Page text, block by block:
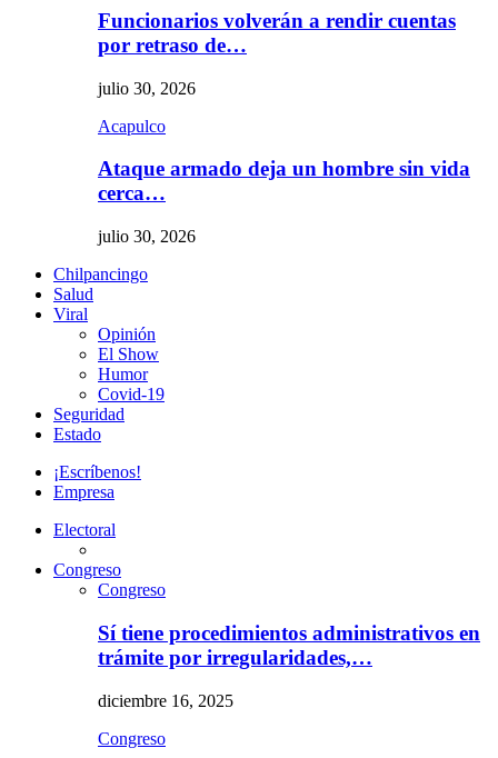
Funcionarios volverán a rendir cuentas
por retraso de…
julio 30, 2026
Acapulco
Ataque armado deja un hombre sin vida
cerca…
julio 30, 2026
Chilpancingo
Salud
Viral
Opinión
El Show
Humor
Covid-19
Seguridad
Estado
¡Escríbenos!
Empresa
Electoral
Congreso
Congreso
Sí tiene procedimientos administrativos en
trámite por irregularidades,…
diciembre 16, 2025
Congreso